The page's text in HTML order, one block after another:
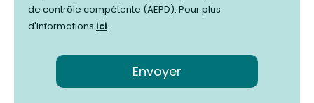
de contrôle compétente (AEPD). Pour plus
d'informations ici.